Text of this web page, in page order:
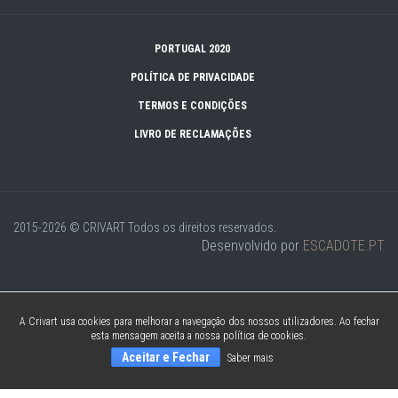
PORTUGAL 2020
POLÍTICA DE PRIVACIDADE
TERMOS E CONDIÇÕES
LIVRO DE RECLAMAÇÕES
2015-2026 © CRIVARTTodos os direitos reservados.
Desenvolvido por ESCADOTE.PT
A Crivart usa cookies para melhorar a navegação dos nossos utilizadores. Ao fechar
esta mensagem aceita a nossa política de cookies.
Aceitar e Fechar Saber mais